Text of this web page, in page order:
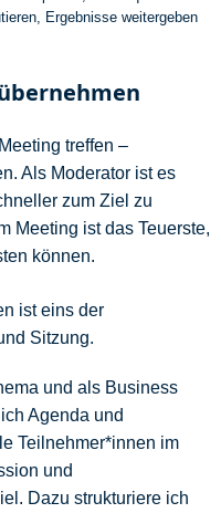
Ergebnisse weitergeben
treffen –
Als Moderator ist es
zum Ziel zu
Meeting ist das Teuerste,
können.
ist eins der
Sitzung.
und als Business
Agenda und
Teilnehmer*innen im
und
Dazu strukturiere ich